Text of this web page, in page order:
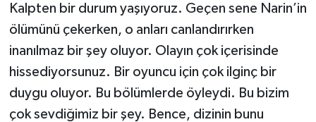
Kalpten bir durum yaşıyoruz. Geçen sene Narin’in
ölümünü çekerken, o anları canlandırırken
inanılmaz bir şey oluyor. Olayın çok içerisinde
hissediyorsunuz. Bir oyuncu için çok ilginç bir
duygu oluyor. Bu bölümlerde öyleydi. Bu bizim
çok sevdiğimiz bir şey. Bence, dizinin bunu